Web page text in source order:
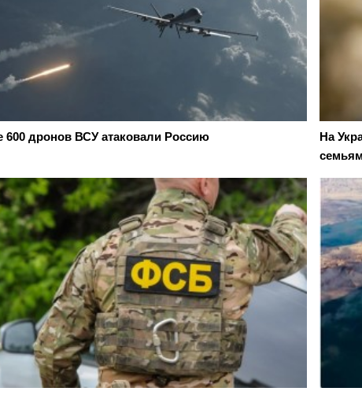
600 дронов ВСУ атаковали Россию
На
семьям